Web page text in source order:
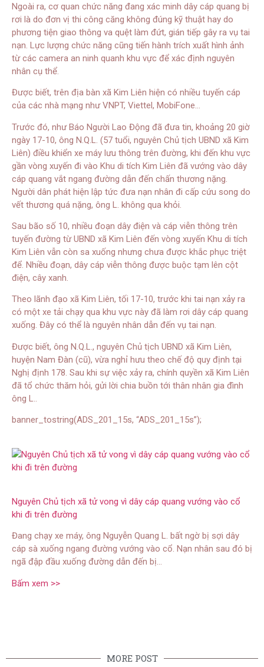
Ngoài ra, cơ quan chức năng đang xác minh dây cáp quang bị
rơi là do đơn vị thi công căng không đúng kỹ thuật hay do
phương tiện giao thông va quệt làm đứt, gián tiếp gây ra vụ tai
nạn. Lực lượng chức năng cũng tiến hành trích xuất hình ảnh
từ các camera an ninh quanh khu vực để xác định nguyên
nhân cụ thể.
Được biết, trên địa bàn xã Kim Liên hiện có nhiều tuyến cáp
của các nhà mạng như VNPT, Viettel, MobiFone…
Trước đó, như Báo Người Lao Động đã đưa tin, khoảng 20 giờ
ngày 17-10, ông N.Q.L. (57 tuổi, nguyên Chủ tịch UBND xã Kim
Liên) điều khiển xe máy lưu thông trên đường, khi đến khu vực
gần vòng xuyến đi vào Khu di tích Kim Liên đã vướng vào dây
cáp quang vắt ngang đường dẫn đến chấn thương nặng.
Người dân phát hiện lập tức đưa nạn nhân đi cấp cứu song do
vết thương quá nặng, ông L. không qua khỏi.
Sau bão số 10, nhiều đoạn dây điện và cáp viễn thông trên
tuyến đường từ UBND xã Kim Liên đến vòng xuyến Khu di tích
Kim Liên vẫn còn sa xuống nhưng chưa được khắc phục triệt
để. Nhiều đoạn, dây cáp viễn thông được buộc tạm lên cột
điện, cây xanh.
Theo lãnh đạo xã Kim Liên, tối 17-10, trước khi tai nạn xảy ra
có một xe tải chạy qua khu vực này đã làm rơi dây cáp quang
xuống. Đây có thể là nguyên nhân dẫn đến vụ tai nạn.
Được biết, ông N.Q.L., nguyên Chủ tịch UBND xã Kim Liên,
huyện Nam Đàn (cũ), vừa nghỉ hưu theo chế độ quy định tại
Nghị định 178. Sau khi sự việc xảy ra, chính quyền xã Kim Liên
đã tổ chức thăm hỏi, gửi lời chia buồn tới thân nhân gia đình
ông L..
banner_tostring(ADS_201_15s, “ADS_201_15s”);
Nguyên Chủ tịch xã tử vong vì dây cáp quang vướng vào cổ
khi đi trên đường
Đang chạy xe máy, ông Nguyễn Quang L. bất ngờ bị sợi dây
cáp sà xuống ngang đường vướng vào cổ. Nạn nhân sau đó bị
ngã đập đầu xuống đường dẫn đến bị…
Bấm xem >>
MORE POST